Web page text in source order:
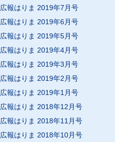
広報はりま 2019年7月号
広報はりま 2019年6月号
広報はりま 2019年5月号
広報はりま 2019年4月号
広報はりま 2019年3月号
広報はりま 2019年2月号
広報はりま 2019年1月号
広報はりま 2018年12月号
広報はりま 2018年11月号
広報はりま 2018年10月号